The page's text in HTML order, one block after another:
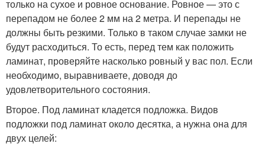
только на сухое и ровное основание. Ровное — это с
перепадом не более 2 мм на 2 метра. И перепады не
должны быть резкими. Только в таком случае замки не
будут расходиться. То есть, перед тем как положить
ламинат, проверяйте насколько ровный у вас пол. Если
необходимо, выравниваете, доводя до
удовлетворительного состояния.
Второе. Под ламинат кладется подложка. Видов
подложки под ламинат около десятка, а нужна она для
двух целей: